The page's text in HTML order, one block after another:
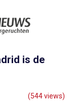
is de
(544 views)